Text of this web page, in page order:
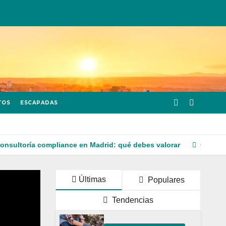
ESCAPADAS
en Madrid: qué debes valorar Cómo afecta el
Últimas Populares
Tendencias